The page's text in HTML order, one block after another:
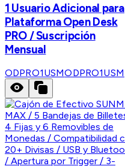
1 Usuario Adicional para
Plataforma Open Desk
PRO / Suscripción
Mensual
ODPRO1USMODPRO1USM